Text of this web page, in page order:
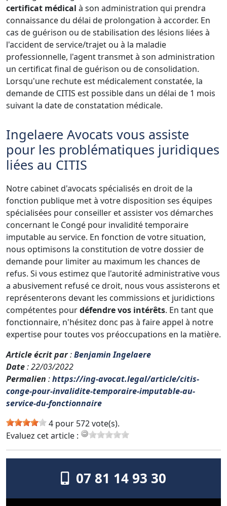
certificat médical à son administration qui prendra
connaissance du délai de prolongation à accorder. En
cas de guérison ou de stabilisation des lésions liées à
l'accident de service/trajet ou à la maladie
professionnelle, l'agent transmet à son administration
un certificat final de guérison ou de consolidation.
Lorsqu'une rechute est médicalement constatée, la
demande de CITIS est possible dans un délai de 1 mois
suivant la date de constatation médicale.
Ingelaere Avocats vous assiste
pour les problématiques juridiques
liées au CITIS
Notre cabinet d'avocats spécialisés en droit de la
fonction publique met à votre disposition ses équipes
spécialisées pour conseiller et assister vos démarches
concernant le Congé pour invalidité temporaire
imputable au service. En fonction de votre situation,
nous optimisons la constitution de votre dossier de
demande pour limiter au maximum les chances de
refus. Si vous estimez que l'autorité administrative vous
a abusivement refusé ce droit, nous vous assisterons et
représenterons devant les commissions et juridictions
compétentes pourdéfendre vos intérêts. En tant que
fonctionnaire, n'hésitez donc pas à faire appel à notre
expertise pour toutes vos préoccupations en la matière.
Article écrit par:Benjamin Ingelaere
Date: 22/03/2022
Permalien :https://ing-avocat.legal/article/citis-
conge-pour-invalidite-temporaire-imputable-au-
service-du-fonctionnaire
4 pour 572 vote(s).
Evaluez cet article :
07 81 14 93 30